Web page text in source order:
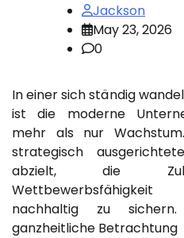
Jackson
May 23, 2026
0
In einer sich ständig
ist die moderne
mehr als nur
strategisch
abzielt, die
nachhaltig zu
ganzheitliche Betrachtung